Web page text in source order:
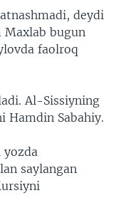
deydi
bugun
faolroq
Al-Sissiyning
Hamdin Sabahiy.
yozda
saylangan